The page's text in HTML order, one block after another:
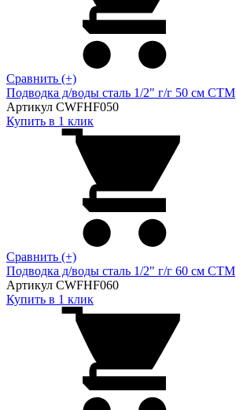
Сравнить (+)
Подводка д/воды сталь 1/2" г/г 50 cм CTM
Артикул CWFHF050
Купить в 1 клик
Сравнить (+)
Подводка д/воды сталь 1/2" г/г 60 cм CTM
Артикул CWFHF060
Купить в 1 клик